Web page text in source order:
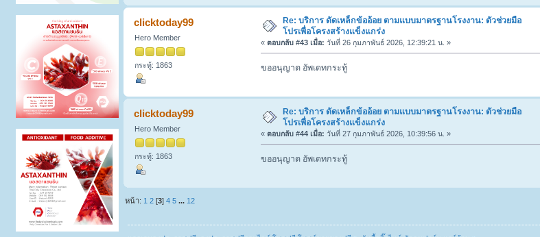
clicktoday99
Hero Member
กระทู้: 1863
Re: บริการ ดัดเหล็กข้ออ้อย ตามแบบมาตรฐานโรงงาน: ตัวช่วยมือ
โปรเพื่อโครงสร้างแข็งแกร่ง
« ตอบกลับ #43 เมื่อ: วันที่ 26 กุมภาพันธ์ 2026, 12:39:21 น. »
ขออนุญาต อัพเดทกระทู้
clicktoday99
Hero Member
กระทู้: 1863
Re: บริการ ดัดเหล็กข้ออ้อย ตามแบบมาตรฐานโรงงาน: ตัวช่วยมือ
โปรเพื่อโครงสร้างแข็งแกร่ง
« ตอบกลับ #44 เมื่อ: วันที่ 27 กุมภาพันธ์ 2026, 10:39:56 น. »
ขออนุญาต อัพเดทกระทู้
หน้า: 1 2 [3]4 5 ... 12